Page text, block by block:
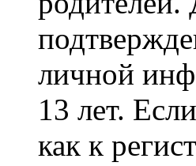
личной
13 лет.
как к